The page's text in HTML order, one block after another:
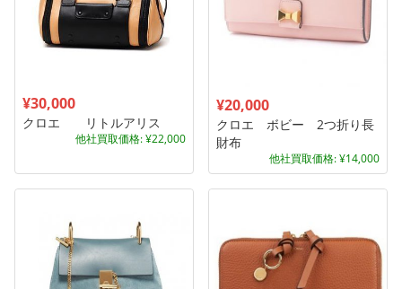
¥30,000
クロエ リトルアリス
他社買取価格: ¥22,000
¥20,000
クロエ ボビー 2つ折り長
財布
他社買取価格: ¥14,000